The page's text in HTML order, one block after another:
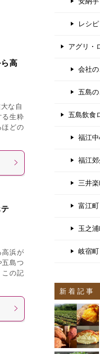
高
な自
る生粋
ほどの
高浜が
五島つ
この記
レシピ
アグリ・
会社の
五島の
五島飲食
福江
福江
三井
富江町
玉之
岐宿町
新 着 記 事